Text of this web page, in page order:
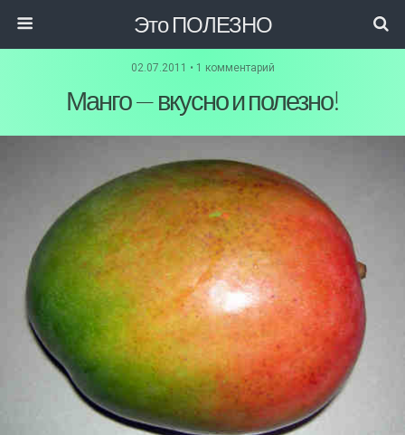
Это ПОЛЕЗНО
02.07.2011 • 1 комментарий
Манго — вкусно и полезно!